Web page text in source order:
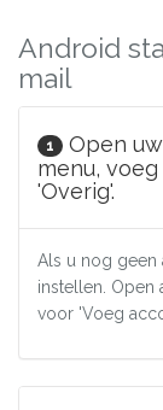
Android
mail
1
Open
menu,
'Overig'.
Als u nog geen
instellen. Open
voor 'Voeg